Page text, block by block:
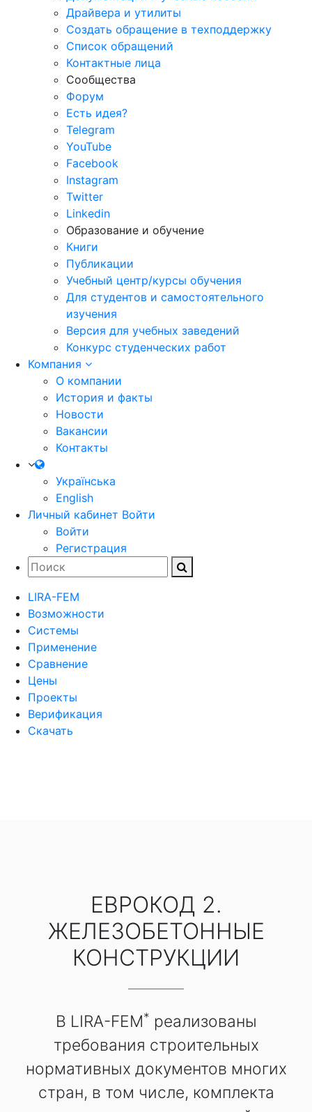
Драйвера и утилиты
Создать обращение в техподдержку
Список обращений
Контактные лица
Сообщества
Форум
Есть идея?
Telegram
YouTube
Facebook
Instagram
Twitter
Linkedin
Образование и обучение
Книги
Публикации
Учебный центр/курсы обучения
Для студентов и самостоятельного
изучения
Версия для учебных заведений
Конкурс студенческих работ
Компания
О компании
История и факты
Новости
Вакансии
Контакты
Українська
English
Личный кабинет Войти
Войти
Регистрация
LIRA-FEM
Возможности
Cистемы
Применение
Сравнение
Цены
Проекты
Верификация
Скачать
ЕВРОКОД 2.
ЖЕЛЕЗОБЕТОННЫЕ
КОНСТРУКЦИИ
В LIRA-FEM* реализованы
требования строительных
нормативных документов многих
стран, в том числе, комплекта